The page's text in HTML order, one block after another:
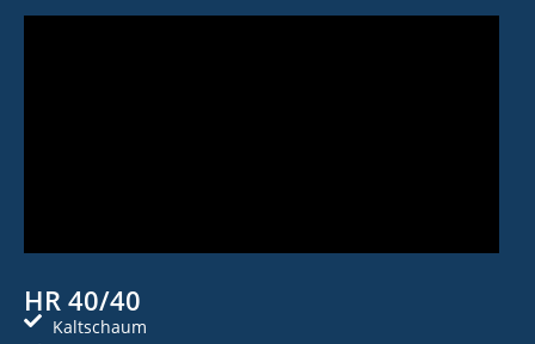
HR 40/40
Kaltschaum